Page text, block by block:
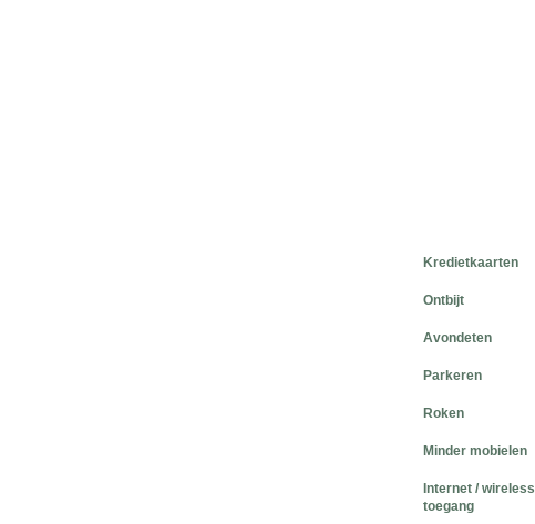
Kredietkaarten
Ontbijt
Avondeten
Parkeren
Roken
Minder mobielen
Internet / wireless
toegang